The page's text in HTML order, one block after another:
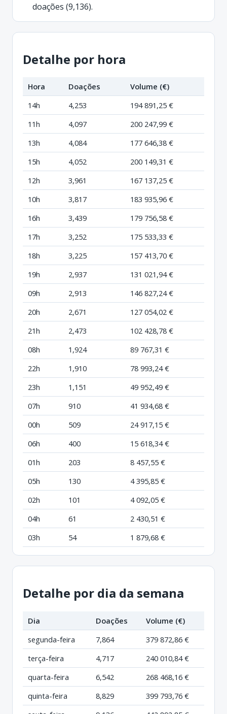
doações (9,136).
Detalhe por hora
Hora Doações
Volume (€)
14h
4,253
194 891,25 €
11h
4,097
200 247,99 €
13h
4,084
177 646,38 €
15h
4,052
200 149,31 €
12h
3,961
167 137,25 €
10h
3,817
183 935,96 €
16h
3,439
179 756,58 €
17h
3,252
175 533,33 €
18h
3,225
157 413,70 €
19h
2,937
131 021,94 €
09h
2,913
146 827,24 €
20h
2,671
127 054,02 €
21h
2,473
102 428,78 €
08h
1,924
89 767,31 €
22h
1,910
78 993,24 €
23h
1,151
49 952,49 €
07h
910
41 934,68 €
00h
509
24 917,15 €
06h
400
15 618,34 €
01h
203
8 457,55 €
05h
130
4 395,85 €
02h
101
4 092,05 €
04h
61
2 430,51 €
03h
54 1 879,68 €
Detalhe por dia da semana
Dia Doações
Volume (€)
segunda-feira
7,864
379 872,86 €
terça-feira
4,717
240 010,84 €
quarta-feira
6,542
268 468,16 €
quinta-feira
8,829
399 793,76 €